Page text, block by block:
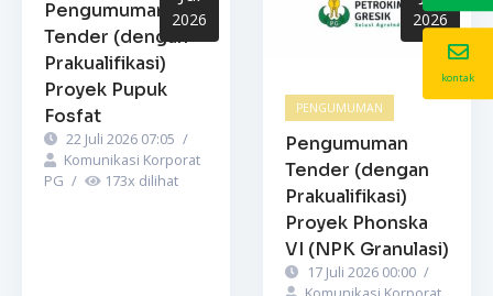
2026
Pengumuman
Tender (dengan
Prakualifikasi)
Proyek Pupuk
Fosfat
22 Juli 2026 07:05 /
Komunikasi Korporat
PG / 173x dilihat
2026
PENGUMUMAN
Pengumuman
Tender (dengan
Prakualifikasi)
Proyek Phonska
VI (NPK Granulasi)
17 Juli 2026 00:00 /
kontak